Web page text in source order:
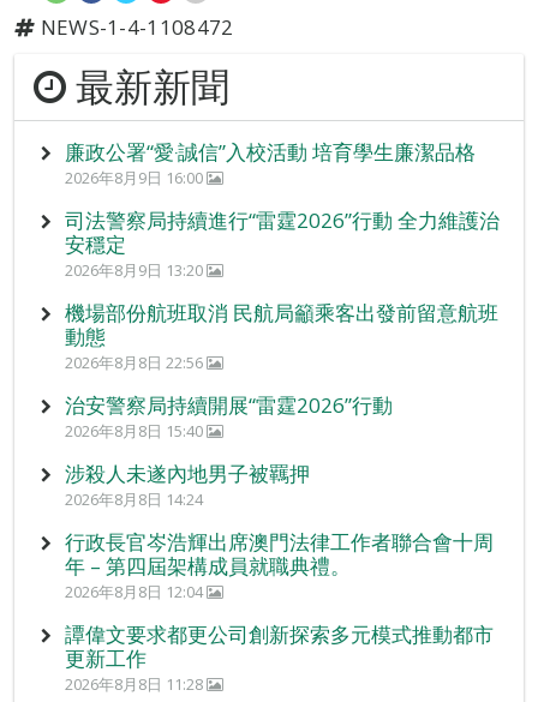
NEWS-1-4-1108472
最新新聞
廉政公署“愛‧誠信”入校活動 培育學生廉潔品格
2026年8月9日 16:00
司法警察局持續進行“雷霆2026”行動 全力維護治
安穩定
2026年8月9日 13:20
機場部份航班取消 民航局籲乘客出發前留意航班
動態
2026年8月8日 22:56
治安警察局持續開展“雷霆2026”行動
2026年8月8日 15:40
涉殺人未遂內地男子被羈押
2026年8月8日 14:24
行政長官岑浩輝出席澳門法律工作者聯合會十周
年 – 第四屆架構成員就職典禮。
2026年8月8日 12:04
譚偉文要求都更公司創新探索多元模式推動都市
更新工作
2026年8月8日 11:28